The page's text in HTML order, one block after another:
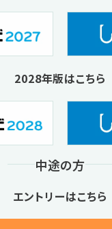
2028年版はこちら
中途の方
エントリーはこちら